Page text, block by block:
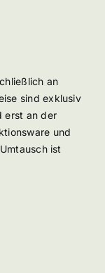
an
sind exklusiv
erst an der
und
ist